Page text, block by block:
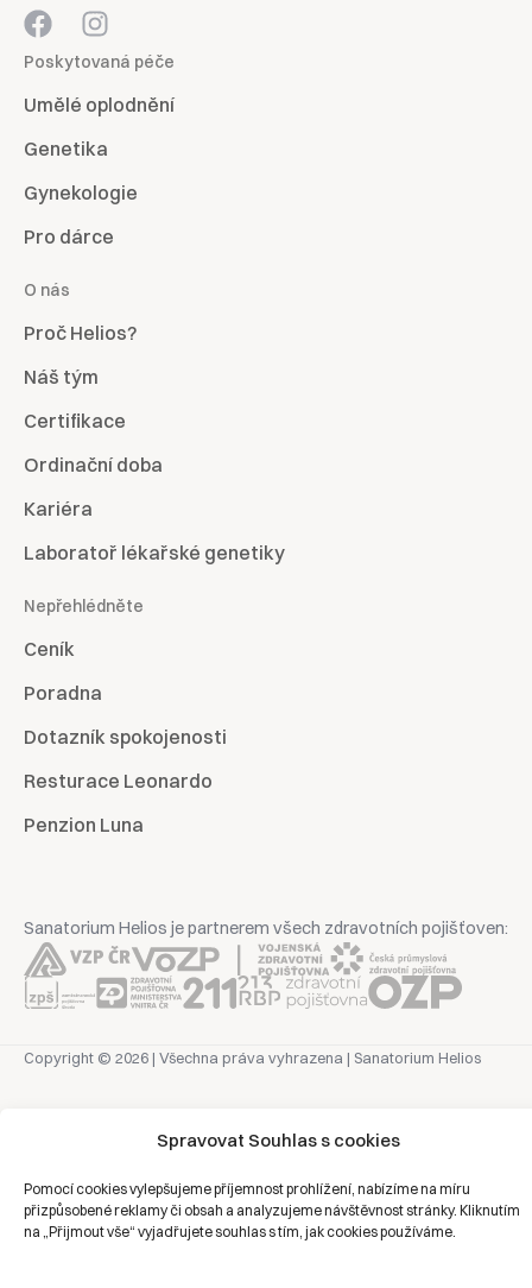
Spravovat Souhlas s cookies
Pomocí cookies vylepšujeme příjemnost prohlížení, nabízíme na míru
přizpůsobené reklamy či obsah a analyzujeme návštěvnost stránky. Kliknutím
na „Přijmout vše“ vyjadřujete souhlas s tím, jak cookies používáme.
Poskytovaná péče
Umělé oplodnění
Genetika
Gynekologie
Pro dárce
O nás
Proč Helios?
Náš tým
Certifikace
Ordinační doba
Kariéra
Laboratoř lékařské genetiky
Nepřehlédněte
Ceník
Poradna
Dotazník spokojenosti
Resturace Leonardo
Penzion Luna
Sanatorium Helios je partnerem všech zdravotních pojišťoven:
Copyright © 2026 | Všechna práva vyhrazena | Sanatorium Helios
Zásady cookies